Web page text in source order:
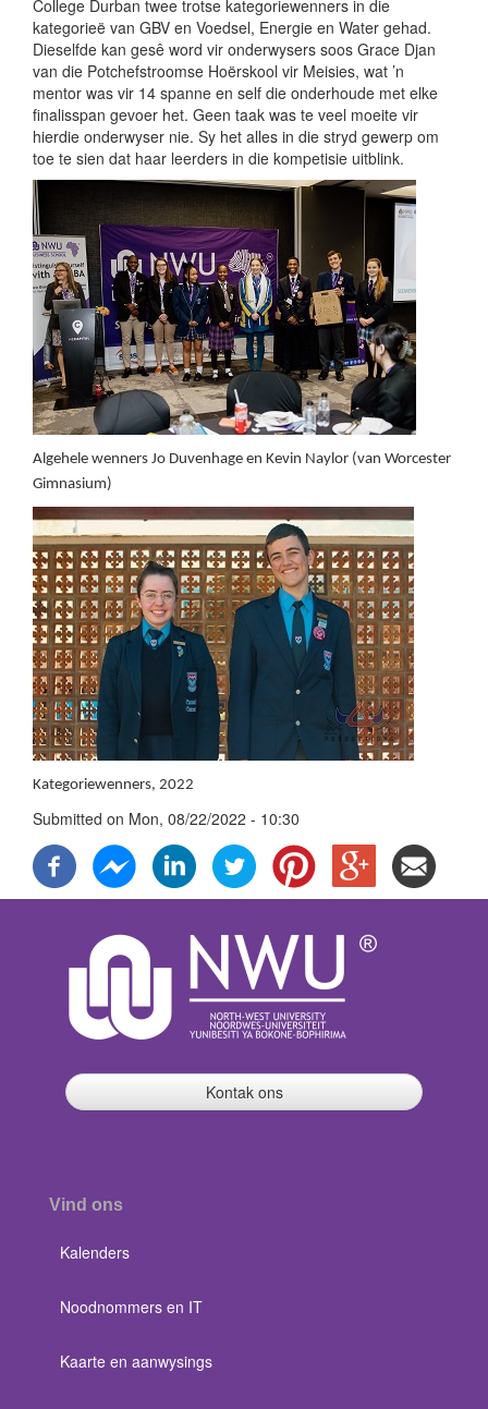
College Durban twee trotse kategoriewenners in die
kategorieë van GBV en Voedsel, Energie en Water gehad.
Dieselfde kan gesê word vir onderwysers soos Grace Djan
van die Potchefstroomse Hoërskool vir Meisies, wat ’n
mentor was vir 14 spanne en self die onderhoude met elke
finalisspan gevoer het. Geen taak was te veel moeite vir
hierdie onderwyser nie. Sy het alles in die stryd gewerp om
toe te sien dat haar leerders in die kompetisie uitblink.
Algehele wenners Jo Duvenhage en Kevin Naylor (van Worcester
Gimnasium)
Kategoriewenners, 2022
Submitted on Mon, 08/22/2022 - 10:30
Kontak ons
Vind ons
Kalenders
Noodnommers en IT
Kaarte en aanwysings